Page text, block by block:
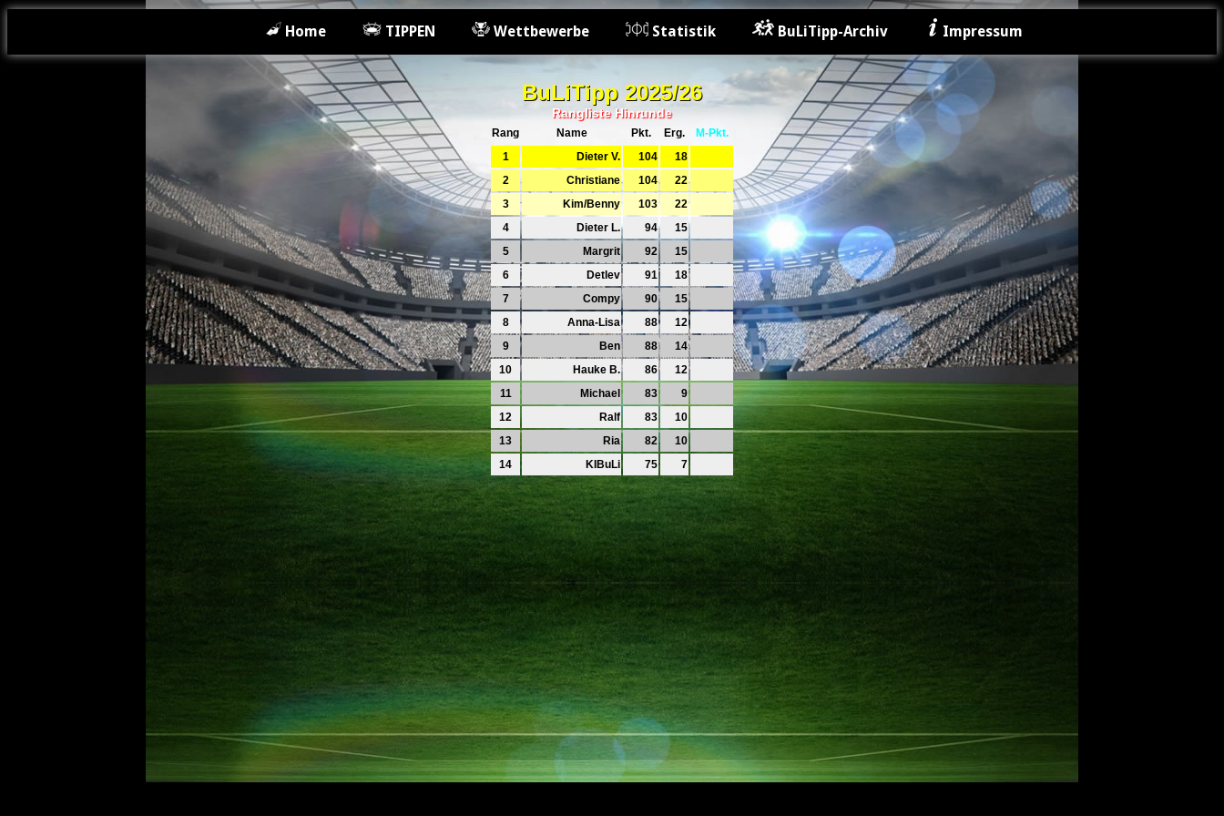
Home TIPPEN Wettbewerbe Statistik BuLiTipp-Archiv Impressum
BuLiTipp 2025/26
Rangliste Hinrunde
Rang Name Pkt. Erg.
M-Pkt.
1
Dieter V. 104
18
2
Christiane 104
22
3
Kim/Benny 103
22
4
Dieter L. 94
15
5
Margrit 92
15
6
Detlev 91
18
7
Compy 90
15
8
Anna-Lisa 88
12
9
Ben 88
14
10
Hauke B. 86
12
11
Michael 83
9
12
Ralf 83
10
13
Ria 82
10
14
KIBuLi 75 7